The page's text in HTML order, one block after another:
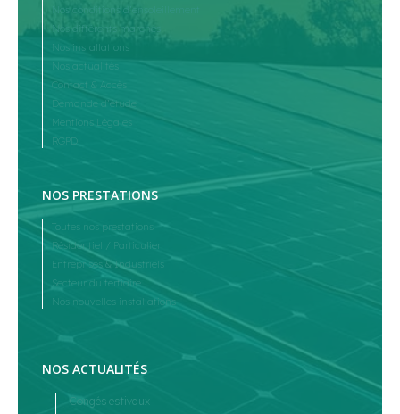
Nos conditions d’ensoleillement
Nos différents marchés
Nos installations
Nos actualités
Contact & Accès
Demande d’étude
Mentions Légales
RGPD
NOS PRESTATIONS
Toutes nos prestations
Résidentiel / Particulier
Entreprises & Industriels
Secteur du tertiaire
Nos nouvelles installations
NOS ACTUALITÉS
Congés estivaux